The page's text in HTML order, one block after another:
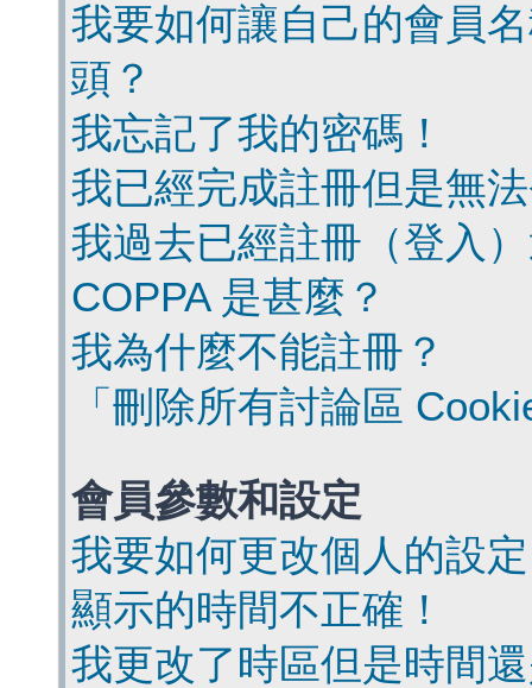
我要如何讓自己的會員
頭？
我忘記了我的密碼！
我已經完成註冊但是無
我過去已經註冊（登入
COPPA 是甚麼？
我為什麼不能註冊？
「刪除所有討論區
會員參數和設定
我要如何更改個人的設
顯示的時間不正確！
我更改了時區但是時間